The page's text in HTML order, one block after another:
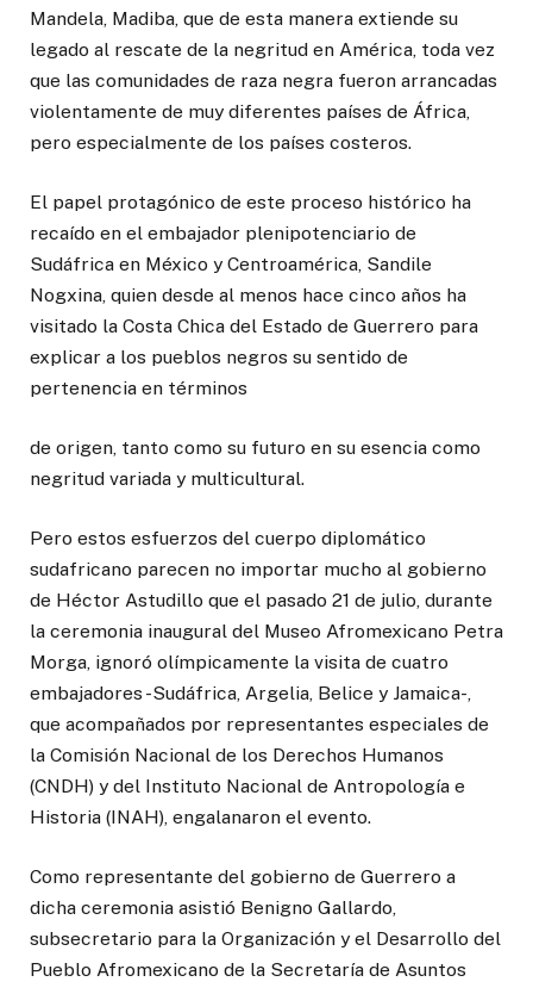
Mandela, Madiba, que de esta manera extiende su
legado al rescate de la negritud en América, toda vez
que las comunidades de raza negra fueron arrancadas
violentamente de muy diferentes países de África,
pero especialmente de los países costeros.
El papel protagónico de este proceso histórico ha
recaído en el embajador plenipotenciario de
Sudáfrica en México y Centroamérica, Sandile
Nogxina, quien desde al menos hace cinco años ha
visitado la Costa Chica del Estado de Guerrero para
explicar a los pueblos negros su sentido de
pertenencia en términos
de origen, tanto como su futuro en su esencia como
negritud variada y multicultural.
Pero estos esfuerzos del cuerpo diplomático
sudafricano parecen no importar mucho al gobierno
de Héctor Astudillo que el pasado 21 de julio, durante
la ceremonia inaugural del Museo Afromexicano Petra
Morga, ignoró olímpicamente la visita de cuatro
embajadores -Sudáfrica, Argelia, Belice y Jamaica-,
que acompañados por representantes especiales de
la Comisión Nacional de los Derechos Humanos
(CNDH) y del Instituto Nacional de Antropología e
Historia (INAH), engalanaron el evento.
Como representante del gobierno de Guerrero a
dicha ceremonia asistió Benigno Gallardo,
subsecretario para la Organización y el Desarrollo del
Pueblo Afromexicano de la Secretaría de Asuntos